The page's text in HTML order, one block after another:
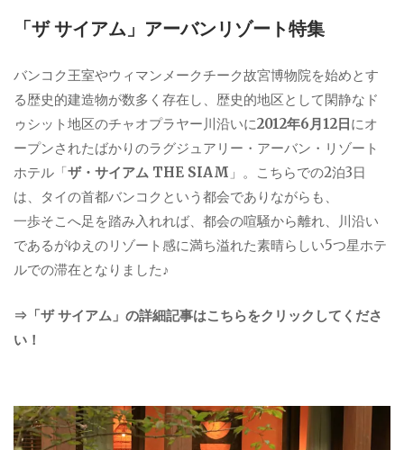
「ザ サイアム」アーバンリゾート特集
バンコク王室やウィマンメークチーク故宮博物院を始めとす
る歴史的建造物が数多く存在し、歴史的地区として閑静なド
ゥシット地区のチャオプラヤー川沿いに2012年6月12日にオ
ープンされたばかりのラグジュアリー・アーバン・リゾート
ホテル「ザ・サイアム THE SIAM 」。こちらでの2泊3日
は、タイの首都バンコクという都会でありながらも、
一歩そこへ足を踏み入れれば、都会の喧騒から離れ、川沿い
であるがゆえのリゾート感に満ち溢れた素晴らしい5つ星ホテ
ルでの滞在となりました♪
⇒「ザ サイアム」の詳細記事はこちらをクリックしてくださ
い！